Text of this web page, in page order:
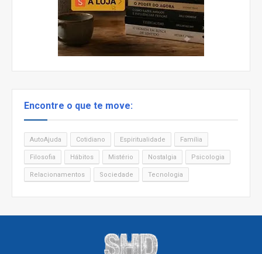
Encontre o que te move:
AutoAjuda Cotidiano Espiritualidade Família
Filosofia Hábitos Mistério Nostalgia Psicologia
Relacionamentos Sociedade Tecnologia